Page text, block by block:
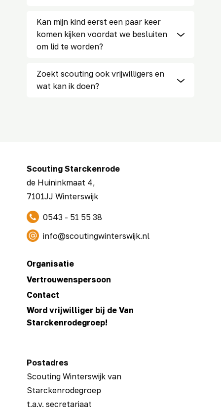
Kan mijn kind eerst een paar keer
komen kijken voordat we besluiten
om lid te worden?
Zoekt scouting ook vrijwilligers en
wat kan ik doen?
Scouting ​Starckenrode
de Huininkmaat 4,
7101JJ Winterswijk
​ 0543 - 51 55 38
​ ​info@scoutingwinterswijk.nl
Organisatie
Vertrouwenspersoon
Contact
Word vrijwilliger bij de Van
Starckenrodegroep!
Postadres
Scouting Winterswijk van
Starckenrodegroep
t.a.v. secretariaat